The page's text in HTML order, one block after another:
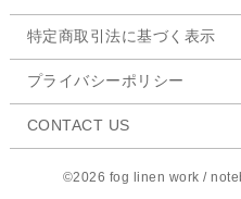
特定商取引法に基づく表示
プライバシーポリシー
CONTACT US
©2026 fog linen work /